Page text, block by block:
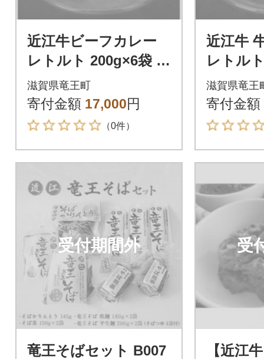
近江牛ビーフカレー
レトルト 200g×6袋 中
辛 湯せん
滋賀県竜王町
寄付金額 17,000円
（0件）
近江牛
レトル
辛 湯せ
滋賀県竜王
寄付金額
受付期間外
竜王そばセット B007
受
【近江